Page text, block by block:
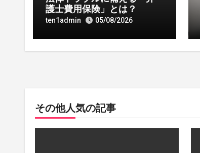
護士費用保険」とは？
ten1admin 05/08/2026
その他人気の記事